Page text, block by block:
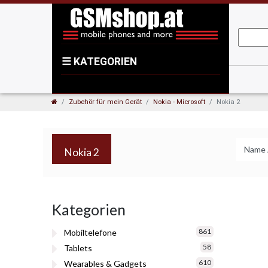
☰ KATEGORIEN
Zubehör für mein Gerät Nokia - Microsoft Nokia 2
Nokia 2
Kategorien
Mobiltelefone 861
Tablets 58
Wearables & Gadgets 610